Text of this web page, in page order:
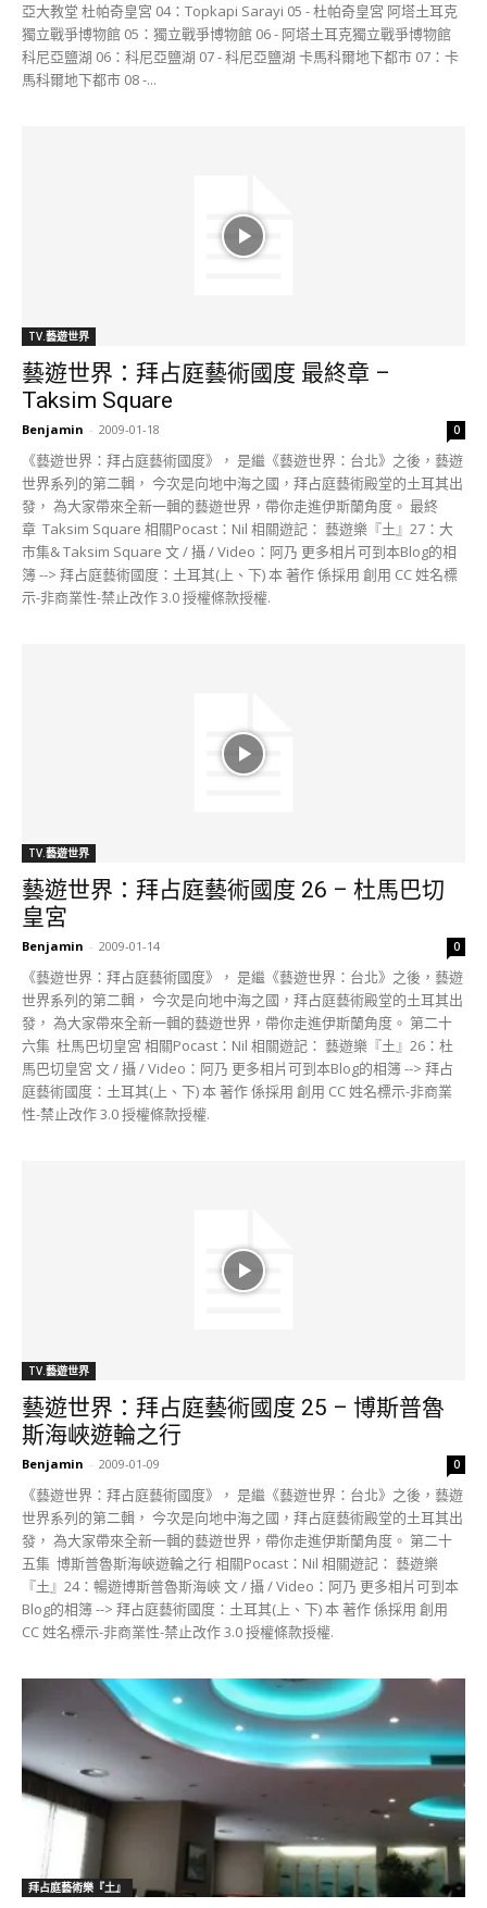
亞大教堂 杜帕奇皇宮 04：Topkapi Sarayi 05 - 杜帕奇皇宮 阿塔土耳克
獨立戰爭博物館 05：獨立戰爭博物館 06 - 阿塔土耳克獨立戰爭博物館
科尼亞鹽湖 06：科尼亞鹽湖 07 - 科尼亞鹽湖 卡馬科爾地下都市 07：卡
馬科爾地下都市 08 -...
TV.藝遊世界
藝遊世界：拜占庭藝術國度 最終章 –
Taksim Square
Benjamin - 2009-01-18 0
《藝遊世界：拜占庭藝術國度》， 是繼《藝遊世界：台北》之後，藝遊
世界系列的第二輯， 今次是向地中海之國，拜占庭藝術殿堂的土耳其出
發， 為大家帶來全新一輯的藝遊世界，帶你走進伊斯蘭角度。 最終
章 Taksim Square 相關Pocast：Nil 相關遊記： 藝遊樂『土』27：大
市集& Taksim Square 文 / 攝 / Video：阿乃 更多相片可到本Blog的相
簿 --> 拜占庭藝術國度：土耳其(上、下) 本 著作 係採用 創用 CC 姓名標
示-非商業性-禁止改作 3.0 授權條款授權.
TV.藝遊世界
藝遊世界：拜占庭藝術國度 26 – 杜馬巴切
皇宮
Benjamin - 2009-01-14 0
《藝遊世界：拜占庭藝術國度》， 是繼《藝遊世界：台北》之後，藝遊
世界系列的第二輯， 今次是向地中海之國，拜占庭藝術殿堂的土耳其出
發， 為大家帶來全新一輯的藝遊世界，帶你走進伊斯蘭角度。 第二十
六集 杜馬巴切皇宮 相關Pocast：Nil 相關遊記： 藝遊樂『土』26：杜
馬巴切皇宮 文 / 攝 / Video：阿乃 更多相片可到本Blog的相簿 --> 拜占
庭藝術國度：土耳其(上、下) 本 著作 係採用 創用 CC 姓名標示-非商業
性-禁止改作 3.0 授權條款授權.
TV.藝遊世界
藝遊世界：拜占庭藝術國度 25 – 博斯普魯
斯海峽遊輪之行
Benjamin - 2009-01-09 0
《藝遊世界：拜占庭藝術國度》， 是繼《藝遊世界：台北》之後，藝遊
世界系列的第二輯， 今次是向地中海之國，拜占庭藝術殿堂的土耳其出
發， 為大家帶來全新一輯的藝遊世界，帶你走進伊斯蘭角度。 第二十
五集 博斯普魯斯海峽遊輪之行 相關Pocast：Nil 相關遊記： 藝遊樂
『土』24：暢遊博斯普魯斯海峽 文 / 攝 / Video：阿乃 更多相片可到本
Blog的相簿 --> 拜占庭藝術國度：土耳其(上、下) 本 著作 係採用 創用
CC 姓名標示-非商業性-禁止改作 3.0 授權條款授權.
拜占庭藝術樂『土』